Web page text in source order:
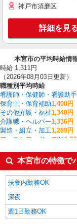
神戸市須磨区
詳細を見
本宮市の平均時給情
時給 1,311円
（2026年08月03日更新）
職種別平均時給
看護師・保健師・看護助
保育士・保育補助1,400円
その他介護・福祉1,340円
介護職・ヘルパー1,336円
製造・組立・加工1,289円
ファストフード・デリ
医療事務・受付・クラーク
調理・調理補助・調理師
入出庫・商品管理・検品
本宮市の他の職種の平均時
本宮市の特徴で
扶養内勤務OK
深夜
週1日勤務OK